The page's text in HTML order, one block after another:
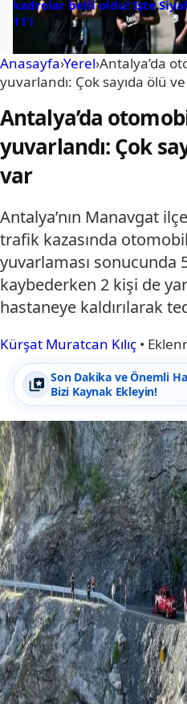
kadrolar belli oldu! İşte
11’i
Anasayfa›Yerel›Antalya’da
yuvarlandı: Çok sayıda ölü
Antalya’da
yuvarlandı: Çok
var
Antalya’nın Manavgat
trafik kazasında
yuvarlaması sonucunda
kaybederken 2 kişi de
hastaneye kaldırılarak
Kürşat Muratcan Kılıç •
Son Dakika ve Önemli
Bizi Kaynak Ekleyin!